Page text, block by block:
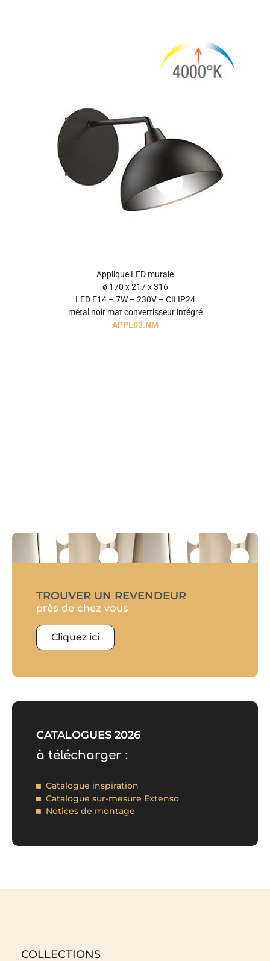
Applique LED murale
ø 170 x 217 x 316
LED E14 – 7W – 230V – CII IP24
métal noir mat convertisseur intégré
APPL03.NM
TROUVER UN REVENDEUR
près de chez vous
Cliquez ici
CATALOGUES 2026
à télécharger :
Catalogue inspiration
Catalogue sur-mesure Extenso
Notices de montage
COLLECTIONS